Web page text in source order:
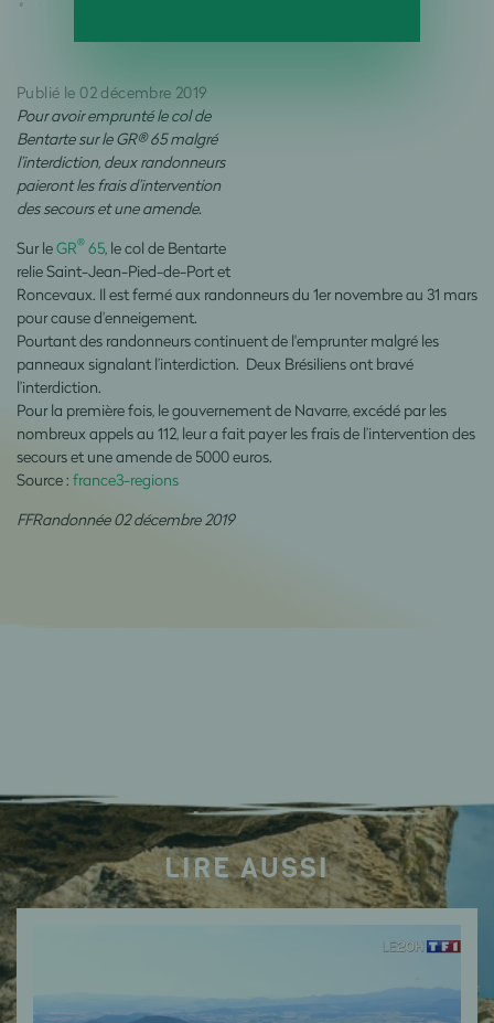
Publié le 02 décembre 2019
Pour avoir emprunté le col de
Bentarte sur le GR® 65 malgré
l’interdiction, deux randonneurs
paieront les frais d’intervention
des secours et une amende.
Sur leGR® 65 , le col de Bentarte
relie Saint-Jean-Pied-de-Port et
Roncevaux. Il est fermé aux randonneurs du 1er novembre au 31 mars
pour cause d'enneigement.
Pourtant des randonneurs continuent de l'emprunter malgré les
panneaux signalant l’interdiction. Deux Brésiliens ont bravé
l’interdiction.
Pour la première fois, le gouvernement de Navarre, excédé par les
nombreux appels au 112, leur a fait payer les frais de l’intervention des
secours et une amende de 5000 euros.
Source : france3-regions
FFRandonnée 02 décembre 2019
LIRE AUSSI